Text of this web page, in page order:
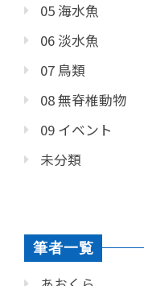
05 海水魚
06 淡水魚
07 鳥類
08 無脊椎動物
09 イベント
未分類
筆者一覧